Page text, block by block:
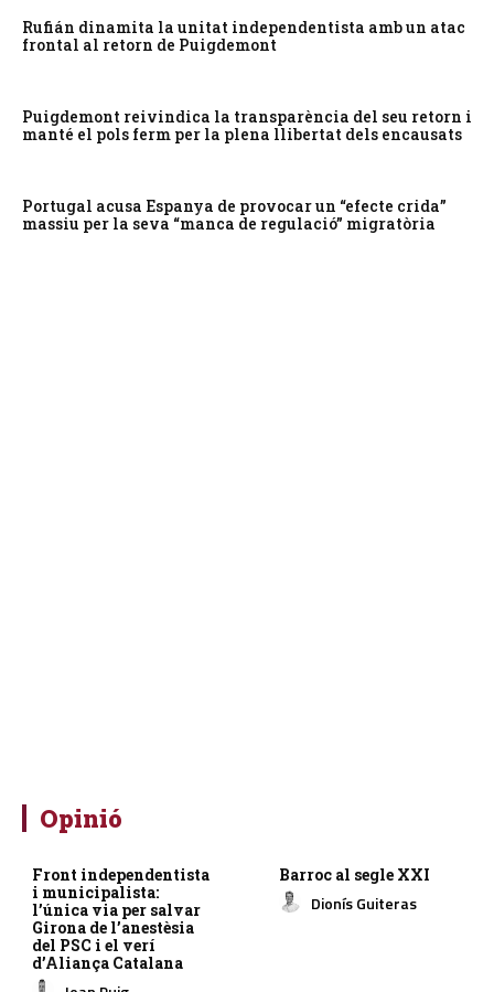
Rufián dinamita la unitat independentista amb un atac
frontal al retorn de Puigdemont
Puigdemont reivindica la transparència del seu retorn i
manté el pols ferm per la plena llibertat dels encausats
Portugal acusa Espanya de provocar un “efecte crida”
massiu per la seva “manca de regulació” migratòria
Opinió
Front independentista
i municipalista:
l’única via per salvar
Girona de l’anestèsia
del PSC i el verí
d’Aliança Catalana
Barroc al segle XXI
Dionís Guiteras